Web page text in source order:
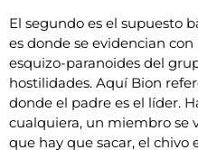
El segundo es el supuesto
es donde se evidencian
esquizo-paranoides del
hostilidades. Aquí Bion
donde el padre es el líder.
cualquiera, un miembro se
que hay que sacar, el chivo